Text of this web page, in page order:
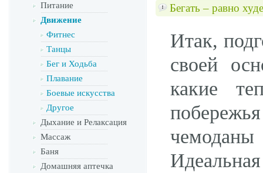
Питание
Движение
Фитнес
Танцы
Бег и Ходьба
Плавание
Боевые искусства
Другое
Дыхание и Релаксация
Массаж
Баня
Домашняя аптечка
Бегать – равно
Итак,
своей
какие